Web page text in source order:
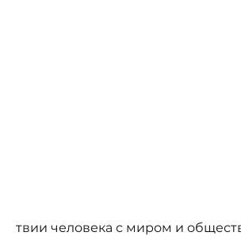
твии человека с миром и